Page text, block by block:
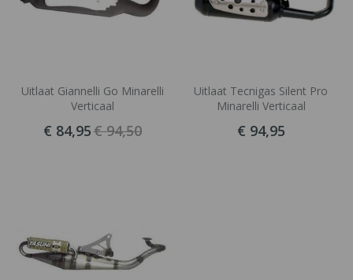
Uitlaat Giannelli Go Minarelli
Verticaal
€ 84,95€ 94,50
Uitlaat Tecnigas Silent Pro
Minarelli Verticaal
€ 94,95